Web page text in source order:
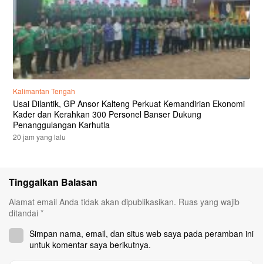
Kalimantan Tengah
Usai Dilantik, GP Ansor Kalteng Perkuat Kemandirian Ekonomi
Kader dan Kerahkan 300 Personel Banser Dukung
Penanggulangan Karhutla
20 jam yang lalu
Tinggalkan Balasan
Alamat email Anda tidak akan dipublikasikan. Ruas yang wajib
ditandai *
Simpan nama, email, dan situs web saya pada peramban ini
untuk komentar saya berikutnya.